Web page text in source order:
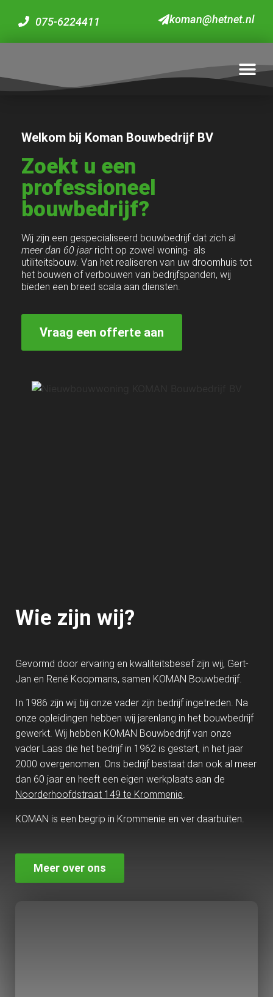
075-6224411 koman@hetnet.nl
Welkom bij Koman Bouwbedrijf BV
Zoekt u een
professioneel
bouwbedrijf?
Wij zijn een gespecialiseerd bouwbedrijf dat zich al
meer dan 60 jaar richt op zowel woning- als
utiliteitsbouw. Van het realiseren van uw droomhuis tot
het bouwen of verbouwen van bedrijfspanden, wij
bieden een breed scala aan diensten.
Vraag een offerte aan
Wie zijn wij?
Gevormd door ervaring en kwaliteitsbesef zijn wij, Gert-
Jan en René Koopmans, samen KOMAN Bouwbedrijf.
In 1986 zijn wij bij onze vader zijn bedrijf ingetreden. Na
onze opleidingen hebben wij jarenlang in het bouwbedrijf
gewerkt. Wij hebben KOMAN Bouwbedrijf van onze
vader Laas die het bedrijf in 1962 is gestart, in het jaar
2000 overgenomen. Ons bedrijf bestaat dan ook al meer
dan 60 jaar en heeft een eigen werkplaats aan de
Noorderhoofdstraat 149 te Krommenie.
KOMAN is een begrip in Krommenie en ver daarbuiten.
Meer over ons